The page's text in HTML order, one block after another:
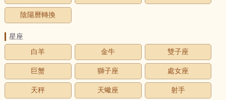
陰陽曆轉換
星座
白羊
金牛 雙子座
巨蟹 獅子座 處女座
天秤 天蠍座 射手